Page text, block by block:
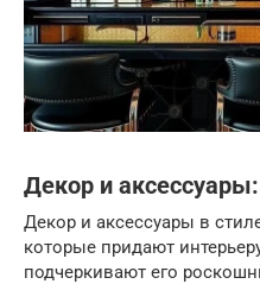
Декор и
Декор и аксессуары в
которые придают
подчеркивают его